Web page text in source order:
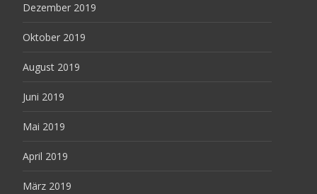
Dezember 2019
Oktober 2019
August 2019
Juni 2019
Mai 2019
April 2019
März 2019